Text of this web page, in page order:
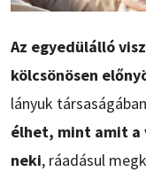
Az egyedülálló
kölcsönösen
lányuk
élhet, mint amit a
neki, ráadásul